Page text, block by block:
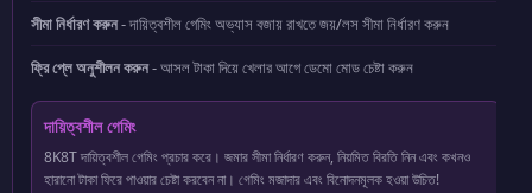
সীমা নির্ধারণ করুন- দায়িত্বশীল গেমিং অভ্যাস বজায় রাখতে জয়/লস সীমা নির্ধারণ করুন
ফ্রি প্লে অনুশীলন করুন- আসল টাকা দিয়ে খেলার আগে ডেমো মোড চেষ্টা করুন
দায়িত্বশীল গেমিং
8K8T দায়িত্বশীল গেমিং প্রচার করে। জমার সীমা নির্ধারণ করুন, নিয়মিত বিরতি নিন এবং কখনও
হারানো টাকা ফিরে পাওয়ার চেষ্টা করবেন না। গেমিং মজাদার এবং বিনোদনমূলক হওয়া উচিত!